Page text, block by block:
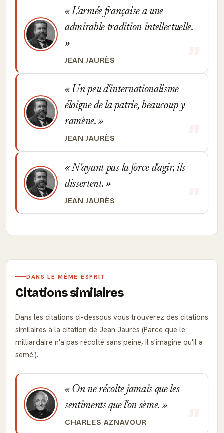
L'armée française a une
admirable tradition intellectuelle.
JEAN JAURÈS
Un peu d'internationalisme
éloigne de la patrie, beaucoup y
ramène.
JEAN JAURÈS
N'ayant pas la force d'agir, ils
dissertent.
JEAN JAURÈS
DANS LE MÊME ESPRIT
Citations similaires
Dans les citations ci-dessous vous trouverez des citations
similaires à la citation de Jean Jaurès (Parce que le
milliardaire n'a pas récolté sans peine, il s'imagine qu'il a
semé.).
On ne récolte jamais que les
sentiments que l'on sème.
CHARLES AZNAVOUR